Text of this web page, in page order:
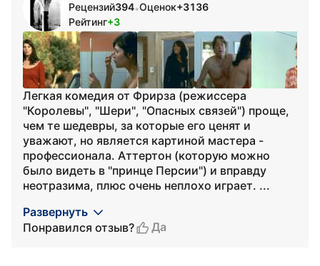
Рецензий394•Оценок+3136
Рейтинг+3
Легкая комедия от Фрирза (режиссера
"Королевы", "Шери", "Опасных связей") проще,
чем те шедевры, за которые его ценят и
уважают, но является картиной мастера -
профессионала. Аттертон (которую можно
было видеть в "принце Персии") и вправду
неотразима, плюс очень неплохо играет. ...
Развернуть
Понравился отзыв?
Да